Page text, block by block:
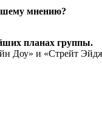
мнению?
планах группы.
Доу» и «Стрейт